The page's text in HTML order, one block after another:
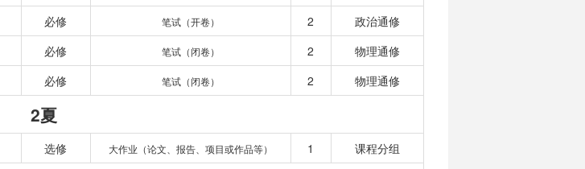
必修 笔试（开卷） 2
政治通修
必修 笔试（闭卷） 2
物理通修
必修 笔试（闭卷） 2 物理通修
2夏
选修 大作业（论文、报告、项目或作品等） 1 课程分组